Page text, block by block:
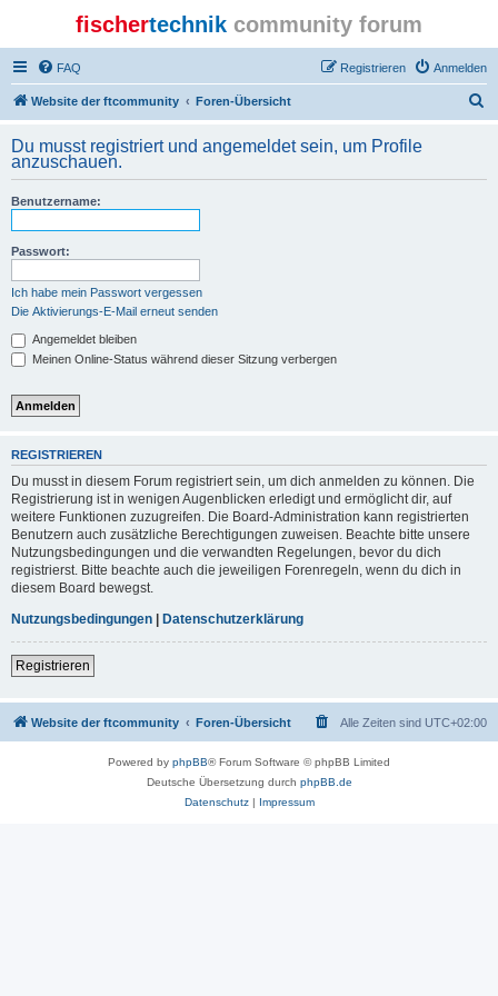
fischertechnik community forum
FAQ Anmelden
Registrieren
Website der ftcommunity Foren-Übersicht
h
Du musst registriert und angemeldet sein, um Profile
anzuschauen.
Benutzername:
Passwort:
Ich habe mein Passwort vergessen
Die Aktivierungs-E-Mail erneut senden
Angemeldet bleiben
Meinen Online-Status während dieser Sitzung verbergen
REGISTRIEREN
Du musst in diesem Forum registriert sein, um dich anmelden zu können. Die
Registrierung ist in wenigen Augenblicken erledigt und ermöglicht dir, auf
weitere Funktionen zuzugreifen. Die Board-Administration kann registrierten
Benutzern auch zusätzliche Berechtigungen zuweisen. Beachte bitte unsere
Nutzungsbedingungen und die verwandten Regelungen, bevor du dich
registrierst. Bitte beachte auch die jeweiligen Forenregeln, wenn du dich in
diesem Board bewegst.
Nutzungsbedingungen | Datenschutzerklärung
Registrieren
Website der ftcommunity Foren-Übersicht Alle Zeiten sind UTC+02:00
Powered by phpBB® Forum Software © phpBB Limited
Deutsche Übersetzung durch phpBB.de
Datenschutz| Impressum